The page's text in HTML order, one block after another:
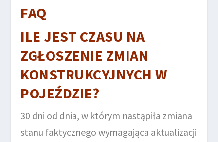
FAQ
ILE JEST CZASU NA
ZGŁOSZENIE ZMIAN
KONSTRUKCYJNYCH W
POJEŹDZIE?
30 dni od dnia, w którym nastąpiła zmiana
stanu faktycznego wymagająca aktualizacji